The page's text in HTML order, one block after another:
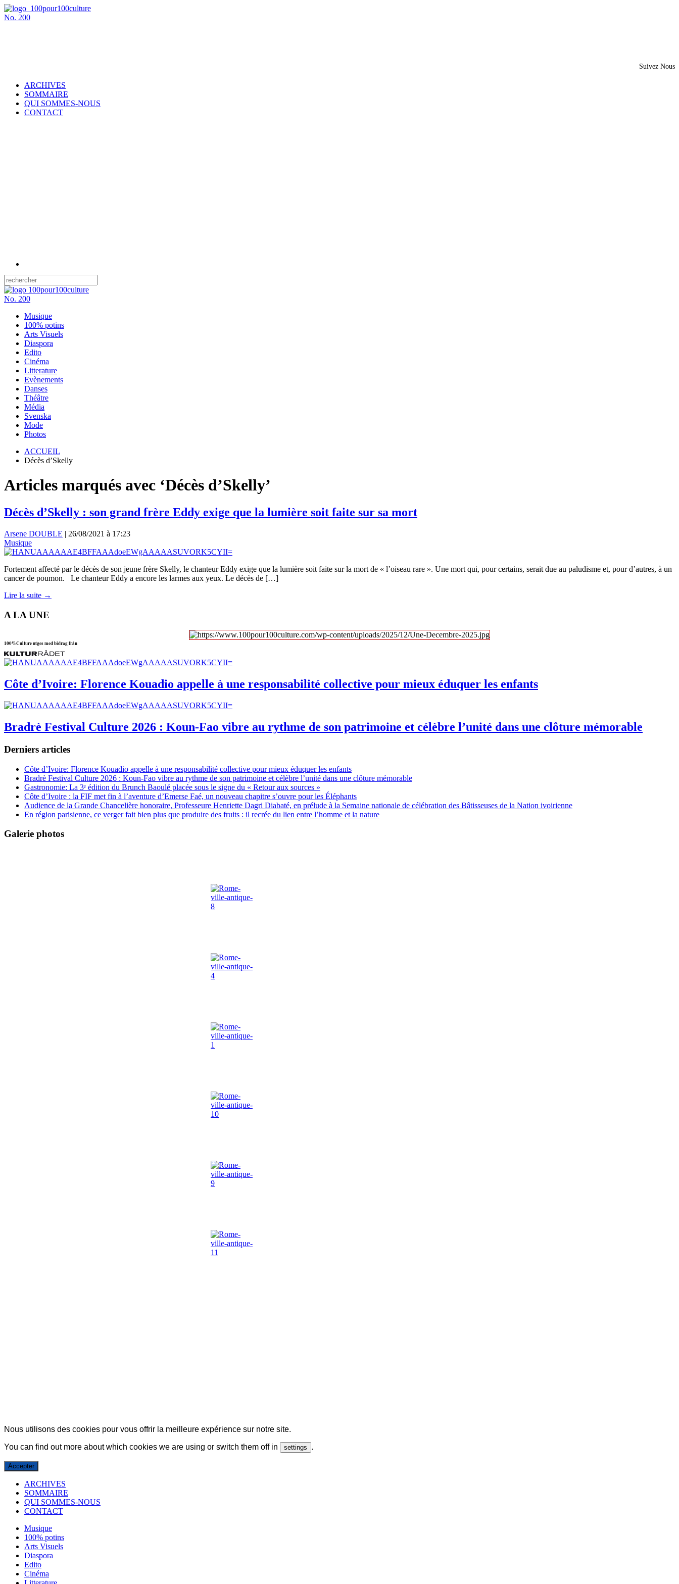
No. 200
Suivez Nous
ARCHIVES
SOMMAIRE
QUI SOMMES-NOUS
CONTACT
No. 200
Musique
100% potins
Arts Visuels
Diaspora
Edito
Cinéma
Litterature
Evènements
Danses
Théâtre
Média
Svenska
Mode
Photos
ACCUEIL
Décès d’Skelly
Articles marqués avec ‘Décès d’Skelly’
Décès d’Skelly : son grand frère Eddy exige que la lumière soit faite sur sa mort
Arsene DOUBLE | 26/08/2021 à 17:23
Musique
Fortement affecté par le décès de son jeune frère Skelly, le chanteur Eddy exige que la lumière soit faite sur la mort de « l’oiseau rare ». Une mort qui, pour certains, serait due au paludisme et, pour d’autres, à un
cancer de poumon. Le chanteur Eddy a encore les larmes aux yeux. Le décès de […]
Lire la suite →
A LA UNE
100%Culture utges med bidrag från
Côte d’Ivoire: Florence Kouadio appelle à une responsabilité collective pour mieux éduquer les enfants
Bradrè Festival Culture 2026 : Koun-Fao vibre au rythme de son patrimoine et célèbre l’unité dans une clôture mémorable
Derniers articles
Côte d’Ivoire: Florence Kouadio appelle à une responsabilité collective pour mieux éduquer les enfants
Bradrè Festival Culture 2026 : Koun-Fao vibre au rythme de son patrimoine et célèbre l’unité dans une clôture mémorable
Gastronomie: La 3ᵉ édition du Brunch Baoulé placée sous le signe du « Retour aux sources »
Côte d’Ivoire : la FIF met fin à l’aventure d’Emerse Faé, un nouveau chapitre s’ouvre pour les Éléphants
Audience de la Grande Chancelière honoraire, Professeure Henriette Dagri Diabaté, en prélude à la Semaine nationale de célébration des Bâtisseuses de la Nation ivoirienne
En région parisienne, ce verger fait bien plus que produire des fruits : il recrée du lien entre l’homme et la nature
Galerie photos
Nous utilisons des cookies pour vous offrir la meilleure expérience sur notre site.
You can find out more about which cookies we are using or switch them off in settings .
Accepter
ARCHIVES
SOMMAIRE
QUI SOMMES-NOUS
CONTACT
Musique
100% potins
Arts Visuels
Diaspora
Edito
Cinéma